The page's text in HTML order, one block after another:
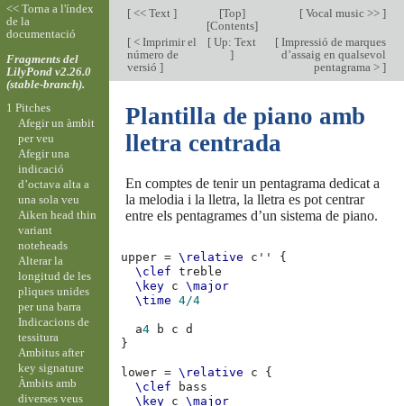
[<< Text ] [Top]
[Contents]
[Vocal music >> ]
[< Imprimir el
número de
versió ]
[ Up: Text
]
[Impressió de marques
d’assaig en qualsevol
pentagrama > ]
Plantilla de piano amb
lletra centrada
En comptes de tenir un pentagrama dedicat a
la melodia i la lletra, la lletra es pot centrar
entre els pentagrames d’un sistema de piano.
upper = \relative c''
{
\clef
treble
\key c
\major
\time
4/4
a4 b c
d
}
lower = \relative c
{
\clef
bass
\key c
\major
<< Torna a l'índex
de la
documentació
Fragments del
LilyPond v2.26.0
(stable-branch).
1 Pitches
Afegir un àmbit
per veu
Afegir una
indicació
d’octava alta a
una sola veu
Aiken head thin
variant
noteheads
Alterar la
longitud de les
pliques unides
per una barra
Indicacions de
tessitura
Ambitus after
key signature
Àmbits amb
diverses veus